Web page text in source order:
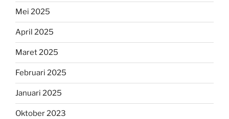
Mei 2025
April 2025
Maret 2025
Februari 2025
Januari 2025
Oktober 2023